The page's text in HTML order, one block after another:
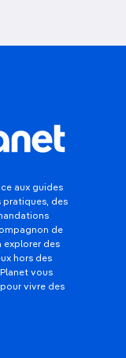
aux guides
pratiques, des
de
explorer des
hors des
vous
vivre des